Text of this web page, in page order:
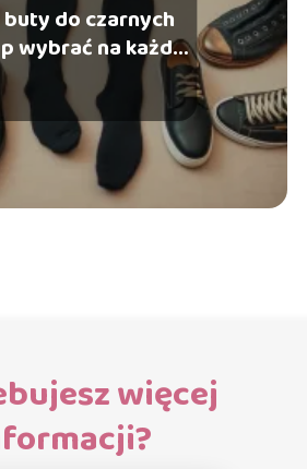
do czarnych
wybrać na każdą
okazję?
więcej